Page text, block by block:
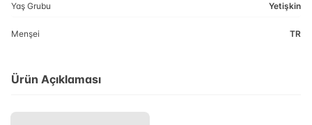
Yaş Grubu Yetişkin
Menşei TR
Ürün Açıklaması